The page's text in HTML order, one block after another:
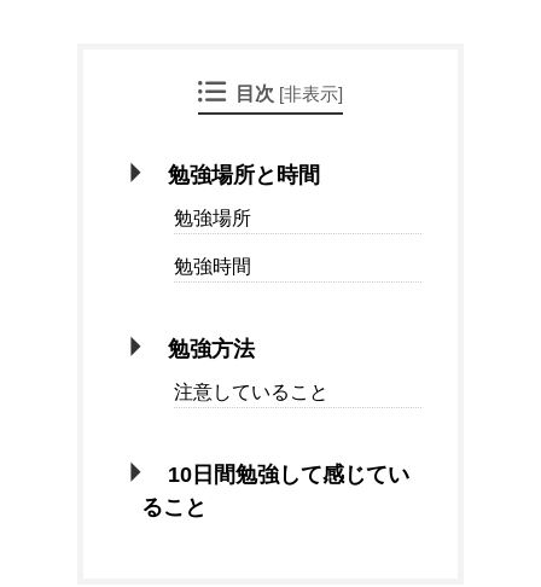
目次 [非表示]
勉強場所と時間
勉強場所
勉強時間
勉強方法
注意していること
10日間勉強して感じてい
ること